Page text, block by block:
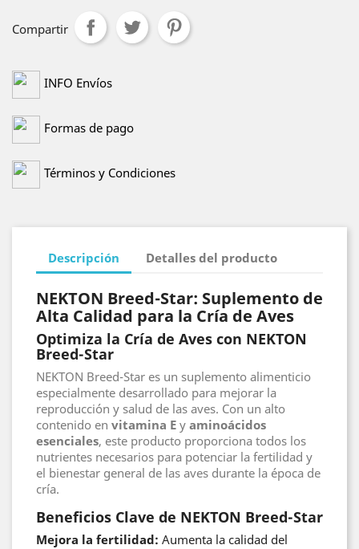
Compartir
INFO Envíos
Formas de pago
Términos y Condiciones
Descripción Detalles del producto
NEKTON Breed-Star: Suplemento de
Alta Calidad para la Cría de Aves
Optimiza la Cría de Aves con NEKTON
Breed-Star
NEKTON Breed-Star es un suplemento alimenticio
especialmente desarrollado para mejorar la
reproducción y salud de las aves. Con un alto
contenido en vitamina E y aminoácidos
esenciales, este producto proporciona todos los
nutrientes necesarios para potenciar la fertilidad y
el bienestar general de las aves durante la época de
cría.
Beneficios Clave de NEKTON Breed-Star
Mejora la fertilidad: Aumenta la calidad del